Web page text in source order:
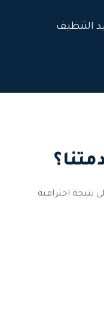
التنظيف
احترافية